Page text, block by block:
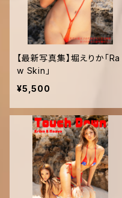
【最新写真集】堀えりか「Ra
w Skin」
¥5,500